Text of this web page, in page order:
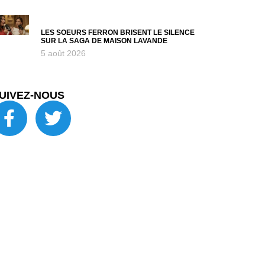
LES SOEURS FERRON BRISENT LE SILENCE
SUR LA SAGA DE MAISON LAVANDE
5 août 2026
NOUS